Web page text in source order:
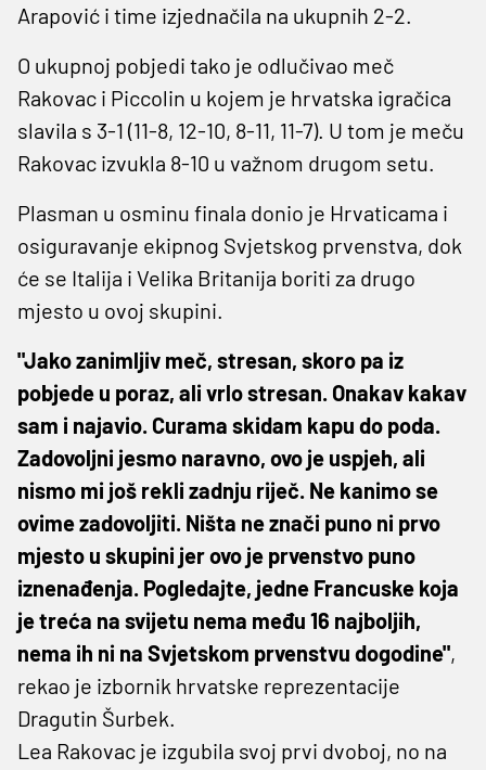
Arapović i time izjednačila na ukupnih 2-2.
O ukupnoj pobjedi tako je odlučivao meč
Rakovac i Piccolin u kojem je hrvatska igračica
slavila s 3-1 (11-8, 12-10, 8-11, 11-7). U tom je meču
Rakovac izvukla 8-10 u važnom drugom setu.
Plasman u osminu finala donio je Hrvaticama i
osiguravanje ekipnog Svjetskog prvenstva, dok
će se Italija i Velika Britanija boriti za drugo
mjesto u ovoj skupini.
"Jako zanimljiv meč, stresan, skoro pa iz
pobjede u poraz, ali vrlo stresan. Onakav kakav
sam i najavio. Curama skidam kapu do poda.
Zadovoljni jesmo naravno, ovo je uspjeh, ali
nismo mi još rekli zadnju riječ. Ne kanimo se
ovime zadovoljiti. Ništa ne znači puno ni prvo
mjesto u skupini jer ovo je prvenstvo puno
iznenađenja. Pogledajte, jedne Francuske koja
je treća na svijetu nema među 16 najboljih,
nema ih ni na Svjetskom prvenstvu dogodine",
rekao je izbornik hrvatske reprezentacije
Dragutin Šurbek.
Lea Rakovac je izgubila svoj prvi dvoboj, no na